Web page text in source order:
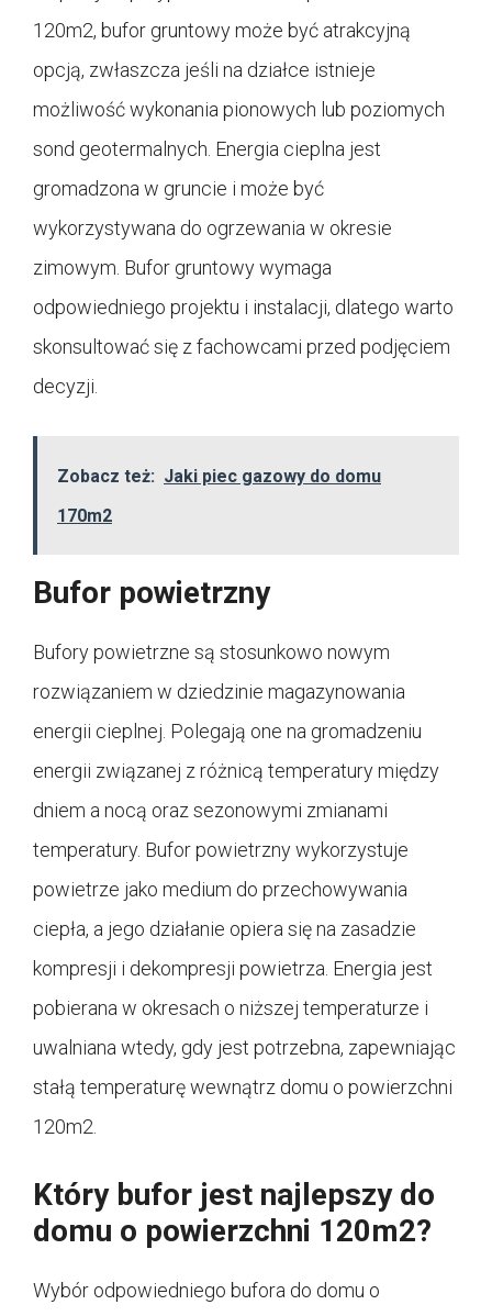
120m2, bufor gruntowy może być atrakcyjną
opcją, zwłaszcza jeśli na działce istnieje
możliwość wykonania pionowych lub poziomych
sond geotermalnych. Energia cieplna jest
gromadzona w gruncie i może być
wykorzystywana do ogrzewania w okresie
zimowym. Bufor gruntowy wymaga
odpowiedniego projektu i instalacji, dlatego warto
skonsultować się z fachowcami przed podjęciem
decyzji.
Zobacz też: Jaki piec gazowy do domu
170m2
Bufor powietrzny
Bufory powietrzne są stosunkowo nowym
rozwiązaniem w dziedzinie magazynowania
energii cieplnej. Polegają one na gromadzeniu
energii związanej z różnicą temperatury między
dniem a nocą oraz sezonowymi zmianami
temperatury. Bufor powietrzny wykorzystuje
powietrze jako medium do przechowywania
ciepła, a jego działanie opiera się na zasadzie
kompresji i dekompresji powietrza. Energia jest
pobierana w okresach o niższej temperaturze i
uwalniana wtedy, gdy jest potrzebna, zapewniając
stałą temperaturę wewnątrz domu o powierzchni
120m2.
Który bufor jest najlepszy do
domu o powierzchni 120m2?
Wybór odpowiedniego bufora do domu o